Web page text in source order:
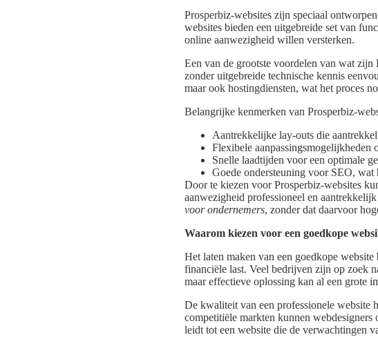
Prosperbiz-websites zijn speciaal
websites bieden een uitgebreide set van
online aanwezigheid willen versterken.
Een van de grootste voordelen van wat
zonder uitgebreide technische kennis
maar ook hostingdiensten, wat het proces
Belangrijke kenmerken van Prosperbiz-
Aantrekkelijke lay-outs die
Flexibele aanpassingsmogelijkheden
Snelle laadtijden voor een optimale
Goede ondersteuning voor SEO,
Door te kiezen voor Prosperbiz-websites
aanwezigheid professioneel en
voor ondernemers, zonder dat daarvoor
Waarom kiezen voor een goedkope
Het laten maken van een goedkope
financiële last. Veel bedrijven zijn op zoek
maar effectieve oplossing kan al een grote
De kwaliteit van een professionele website
competitiële markten kunnen
leidt tot een website die de verwachtingen